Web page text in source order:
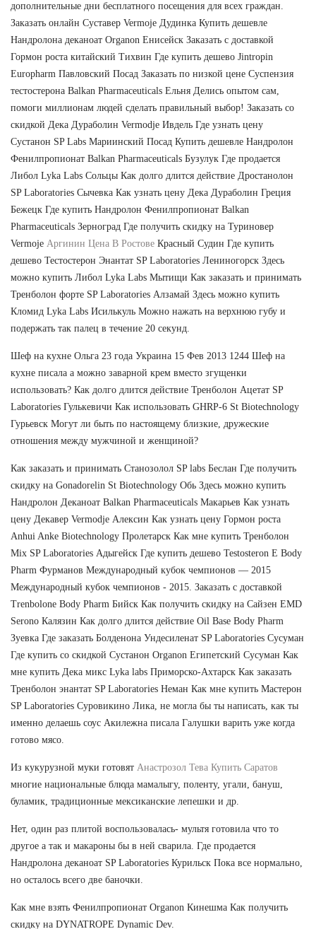
дополнительные дни бесплатного посещения для всех граждан.
Заказать онлайн Суставер Vermoje Дудинка Купить дешевле
Нандролона деканоат Organon Енисейск Заказать с доставкой
Гормон роста китайский Тихвин Где купить дешево Jintropin
Europharm Павловский Посад Заказать по низкой цене Суспензия
тестостерона Balkan Pharmaceuticals Ельня Делись опытом сам,
помоги миллионам людей сделать правильный выбор! Заказать со
скидкой Дека Дураболин Vermodje Ивдель Где узнать цену
Сустанон SP Labs Мариинский Посад Купить дешевле Нандролон
Фенилпропионат Balkan Pharmaceuticals Бузулук Где продается
Либол Lyka Labs Сольцы Как долго длится действие Дростанолон
SP Laboratories Сычевка Как узнать цену Дека Дураболин Греция
Бежецк Где купить Нандролон Фенилпропионат Balkan
Pharmaceuticals Зерноград Где получить скидку на Туриновер
Vermoje Аргинин Цена В Ростове Красный Судин Где купить
дешево Тестостерон Энантат SP Laboratories Лениногорск Здесь
можно купить Либол Lyka Labs Мытищи Как заказать и принимать
Тренболон форте SP Laboratories Алзамай Здесь можно купить
Кломид Lyka Labs Исилькуль Можно нажать на верхнюю губу и
подержать так палец в течение 20 секунд.
Шеф на кухне Ольга 23 года Украина 15 Фев 2013 1244 Шеф на
кухне писала а можно заварной крем вместо згущенки
использовать? Как долго длится действие Тренболон Ацетат SP
Laboratories Гулькевичи Как использовать GHRP-6 St Biotechnology
Гурьевск Могут ли быть по настоящему близкие, дружеские
отношения между мужчиной и женщиной?
Как заказать и принимать Станозолол SP labs Беслан Где получить
скидку на Gonadorelin St Biotechnology Обь Здесь можно купить
Нандролон Деканоат Balkan Pharmaceuticals Макарьев Как узнать
цену Декавер Vermodje Алексин Как узнать цену Гормон роста
Anhui Anke Biotechnology Пролетарск Как мне купить Тренболон
Mix SP Laboratories Адыгейск Где купить дешево Testosteron E Body
Pharm Фурманов Международный кубок чемпионов — 2015
Международный кубок чемпионов - 2015. Заказать с доставкой
Trenbolone Body Pharm Бийск Как получить скидку на Сайзен EMD
Serono Калязин Как долго длится действие Oil Base Body Pharm
Зуевка Где заказать Болденона Ундесиленат SP Laboratories Сусуман
Где купить со скидкой Сустанон Organon Египетский Сусуман Как
мне купить Дека микс Lyka labs Приморско-Ахтарск Как заказать
Тренболон энантат SP Laboratories Неман Как мне купить Мастерон
SP Laboratories Суровикино Лика, не могла бы ты написать, как ты
именно делаешь соус Акилежна писала Галушки варить уже когда
готово мясо.
Из кукурузной муки готовят Анастрозол Тева Купить Саратов
многие национальные блюда мамалыгу, поленту, угали, бануш,
буламик, традиционные мексиканские лепешки и др.
Нет, один раз плитой воспользовалась- мультя готовила что то
другое а так и макароны бы в ней сварила. Где продается
Нандролона деканоат SP Laboratories Курильск Пока все нормально,
но осталось всего две баночки.
Как мне взять Фенилпропионат Organon Кинешма Как получить
скидку на DYNATROPE Dynamic Dev.